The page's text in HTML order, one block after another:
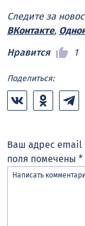
Следите за
ВКонтакте,
Нравится
1
Поделиться:
Ваш адрес email
поля помечены *